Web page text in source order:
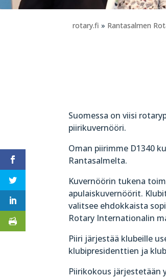
rotary.fi » Rantasalmen
Suomessa on viisi
piirikuvernööri.
Oman piirimme D1340
Rantasalmelta.
Kuvernöörin tukena
apulaiskuvernöörit.
valitsee ehdokkaista
Rotary Internationalin
Piiri järjestää klubeille
klubipresidenttien ja
Piirikokous järjestetään